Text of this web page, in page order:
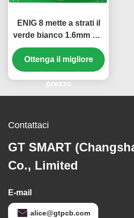
ENIG 8 mette a strati il
verde bianco 1.6mm del
PWB del Silkscreen
rigido KB6160A del
bordo
Ottenga il migliore
prezzo
Contattaci
GT SMART
Co., Limited
E-mail
alice@gtpcb.com